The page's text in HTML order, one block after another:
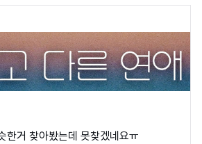
폰트뭘까요 굴림 비슷한거 찾아봤는데 못찾겠네요ㅠ